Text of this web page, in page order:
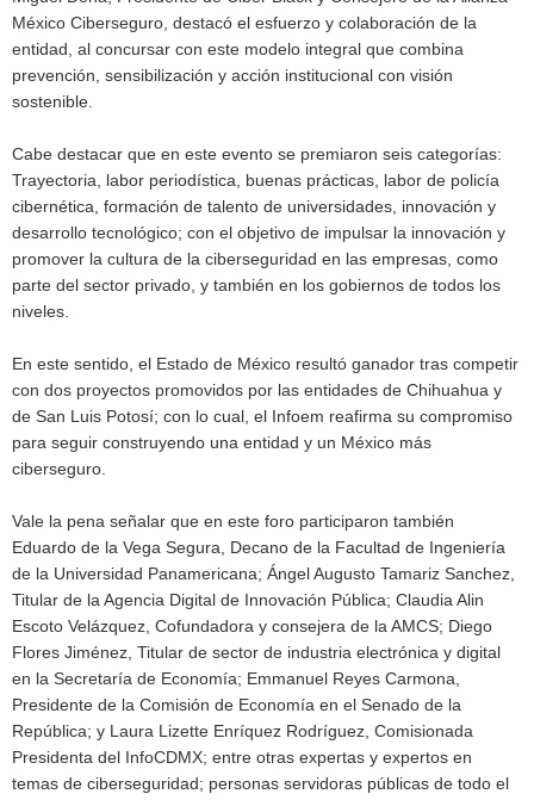
México Ciberseguro, destacó el esfuerzo y colaboración de la
entidad, al concursar con este modelo integral que combina
prevención, sensibilización y acción institucional con visión
sostenible.
Cabe destacar que en este evento se premiaron seis categorías:
Trayectoria, labor periodística, buenas prácticas, labor de policía
cibernética, formación de talento de universidades, innovación y
desarrollo tecnológico; con el objetivo de impulsar la innovación y
promover la cultura de la ciberseguridad en las empresas, como
parte del sector privado, y también en los gobiernos de todos los
niveles.
En este sentido, el Estado de México resultó ganador tras competir
con dos proyectos promovidos por las entidades de Chihuahua y
de San Luis Potosí; con lo cual, el Infoem reafirma su compromiso
para seguir construyendo una entidad y un México más
ciberseguro.
Vale la pena señalar que en este foro participaron también
Eduardo de la Vega Segura, Decano de la Facultad de Ingeniería
de la Universidad Panamericana; Ángel Augusto Tamariz Sanchez,
Titular de la Agencia Digital de Innovación Pública; Claudia Alin
Escoto Velázquez, Cofundadora y consejera de la AMCS; Diego
Flores Jiménez, Titular de sector de industria electrónica y digital
en la Secretaría de Economía; Emmanuel Reyes Carmona,
Presidente de la Comisión de Economía en el Senado de la
República; y Laura Lizette Enríquez Rodríguez, Comisionada
Presidenta del InfoCDMX; entre otras expertas y expertos en
temas de ciberseguridad; personas servidoras públicas de todo el